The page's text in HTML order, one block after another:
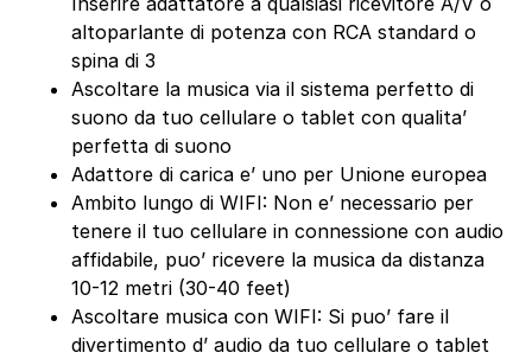
altoparlante di potenza con RCA standard o
spina di 3
Ascoltare la musica via il sistema perfetto di
suono da tuo cellulare o tablet con qualita’
perfetta di suono
Adattore di carica e’ uno per Unione europea
Ambito lungo di WIFI: Non e’ necessario per
tenere il tuo cellulare in connessione con audio
affidabile, puo’ ricevere la musica da distanza
10-12 metri (30-40 feet)
Ascoltare musica con WIFI: Si puo’ fare il
divertimento d’ audio da tuo cellulare o tablet